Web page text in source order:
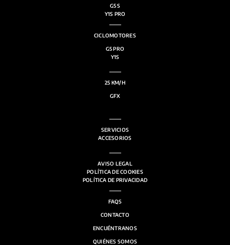
G5 S
Y1S PRO
CICLOMOTORES
G5 PRO
Y1S
25 KM/H
GFX
SERVICIOS
ACCESORIOS
AVISO LEGAL
POLÍTICA DE COOKIES
POLÍTICA DE PRIVACIDAD
FAQS
CONTACTO
ENCUÉNTRANOS
QUIÉNES SOMOS